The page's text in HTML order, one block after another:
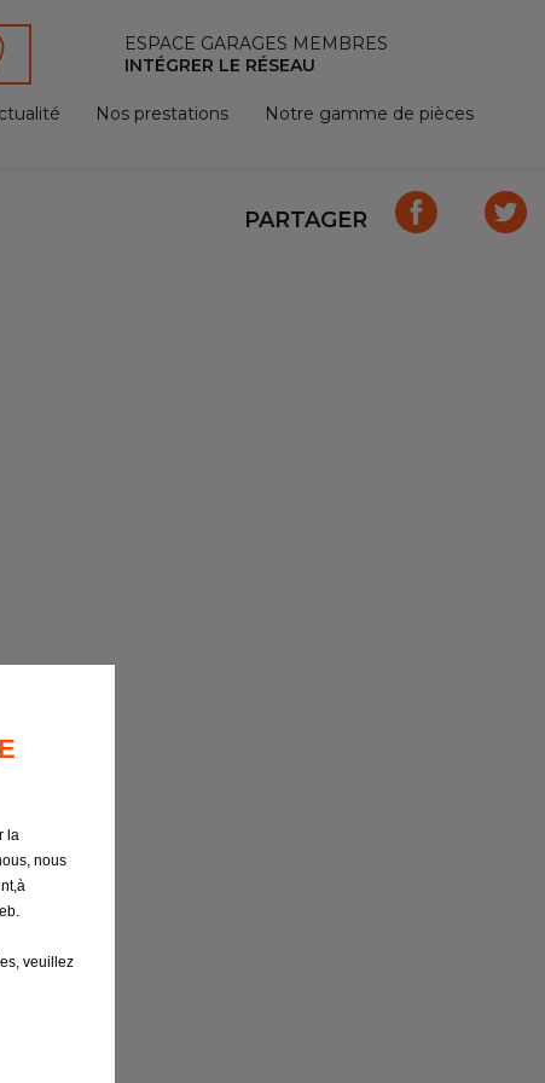
ESPACE GARAGES MEMBRES
INTÉGRER LE RÉSEAU
Nos prestations Notre gamme de pièces
PARTAGER
la
nous
veuillez